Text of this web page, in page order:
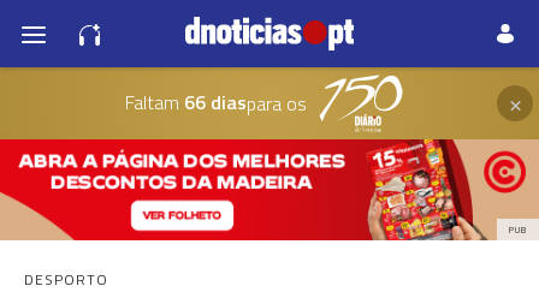
Faltam 66 diaspara os ×
PUB
DESPORTO